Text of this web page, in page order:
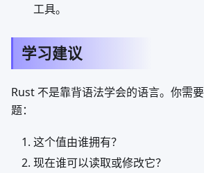
工具。
学习建议
Rust 不是靠背语法学会的语言。你需
题：
这个值由谁拥有？
现在谁可以读取或修改它？